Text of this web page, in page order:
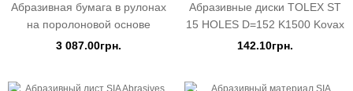
Абразивная бумага в рулонах
на поролоновой основе
3 087.00грн.
Абразивные диски TOLEX ST
15 HOLES D=152 K1500 Kovax
142.10грн.